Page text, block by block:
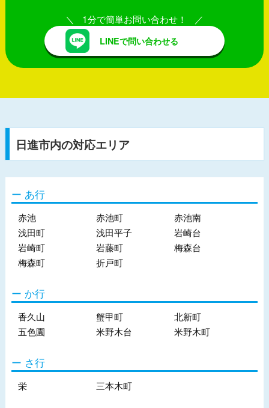
1分で簡単お問い合わせ！
LINEで問い合わせる
日進市内の対応エリア
あ行
赤池 赤池町
赤池南
浅田町
浅田平子
岩崎台
岩崎町
岩藤町
梅森台
梅森町
折戸町
か行
香久山 蟹甲町
北新町
五色園
米野木台 米野木町
さ行
栄 三本木町